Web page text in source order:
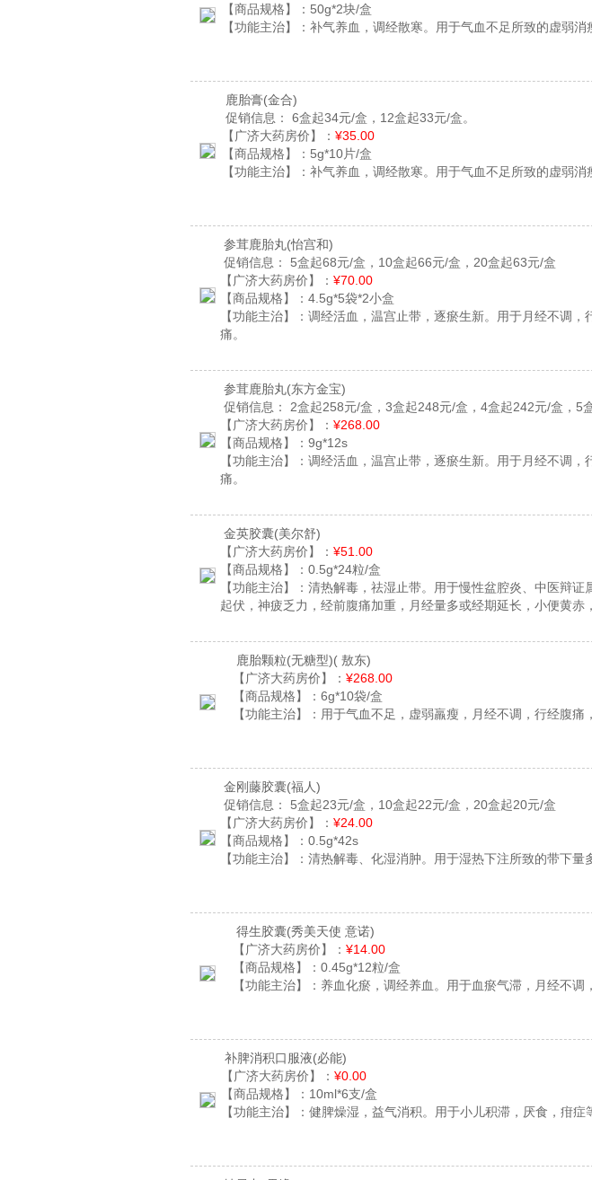
【商品规格】： 50g*2块/盒
【功能主治】： 补气养血，调经散寒。用于气血不足所致的虚弱
鹿胎膏(金合)
促销信息：
6盒起34元/盒，12盒起33元/盒。
【广济大药房价】： ¥35.00
【商品规格】： 5g*10片/盒
【功能主治】： 补气养血，调经散寒。用于气血不足所致的虚弱
参茸鹿胎丸(怡宫和)
促销信息：
5盒起68元/盒，10盒起66元/盒，20盒起63元/盒
【广济大药房价】： ¥70.00
【商品规格】： 4.5g*5袋*2小盒
【功能主治】： 调经活血，温宫止带，逐瘀生新。用于月经不调
痛。
参茸鹿胎丸(东方金宝)
促销信息：
2盒起258元/盒，3盒起248元/盒，4盒起242元/盒，5
【广济大药房价】： ¥268.00
【商品规格】： 9g*12s
【功能主治】： 调经活血，温宫止带，逐瘀生新。用于月经不调
痛。
金英胶囊(美尔舒)
【广济大药房价】： ¥51.00
【商品规格】： 0.5g*24粒/盒
【功能主治】： 清热解毒，祛湿止带。用于慢性盆腔炎、中医辩
起伏，神疲乏力，经前腹痛加重，月经量多或经期延长，小便黄赤
鹿胎颗粒(无糖型)( 敖东)
【广济大药房价】： ¥268.00
【商品规格】： 6g*10袋/盒
【功能主治】： 用于气血不足，虚弱羸瘦，月经不调，行经腹痛
金刚藤胶囊(福人)
促销信息：
5盒起23元/盒，10盒起22元/盒，20盒起20元/盒
【广济大药房价】： ¥24.00
【商品规格】： 0.5g*42s
【功能主治】： 清热解毒、化湿消肿。用于湿热下注所致的带下量
得生胶囊(秀美天使 意诺)
【广济大药房价】： ¥14.00
【商品规格】： 0.45g*12粒/盒
【功能主治】： 养血化瘀，调经养血。用于血瘀气滞，月经不调
补脾消积口服液(必能)
【广济大药房价】： ¥0.00
【商品规格】： 10ml*6支/盒
【功能主治】： 健脾燥湿，益气消积。用于小儿积滞，厌食，疳症